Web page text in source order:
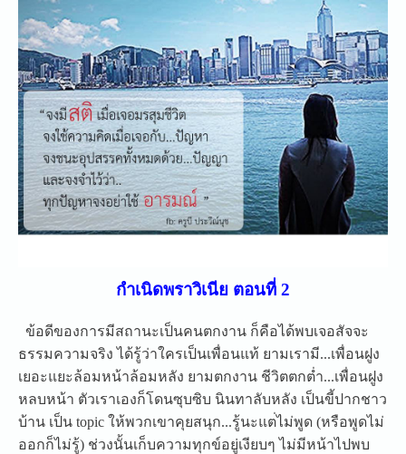
กำเนิดพราวิเนีย ตอนที่ 2
ข้อดีของการมีสถานะเป็นคนตกงาน ก็คือได้พบเจอสัจจะ
ธรรมความจริง ได้รู้ว่าใครเป็นเพื่อนแท้ ยามเรามี...เพื่อนฝูง
เยอะแยะล้อมหน้าล้อมหลัง ยามตกงาน ชีวิตตกต่ำ...เพื่อนฝูง
หลบหน้า ตัวเราเองก็โดนซุบซิบ นินทาลับหลัง เป็นขี้ปากชาว
บ้าน เป็น topic ให้พวกเขาคุยสนุก...รู้นะแต่ไม่พูด (หรือพูดไม่
ออกก็ไม่รู้) ช่วงนั้นเก็บความทุกข์อยู่เงียบๆ ไม่มีหน้าไปพบ